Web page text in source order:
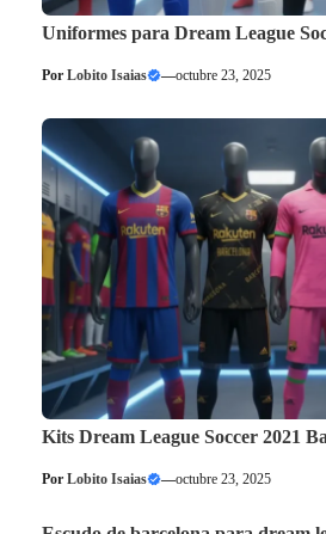
Uniformes para Dream League
Por Lobito Isaias —octubre 23, 2025
Kits Dream League Soccer 2021
Por Lobito Isaias —octubre 23, 2025